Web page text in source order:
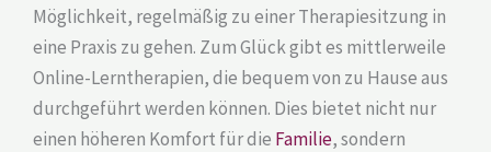
Möglichkeit, regelmäßig zu einer Therapiesitzung in
eine Praxis zu gehen. Zum Glück gibt es mittlerweile
Online-Lerntherapien, die bequem von zu Hause aus
durchgeführt werden können. Dies bietet nicht nur
einen höheren Komfort für die Familie, sondern